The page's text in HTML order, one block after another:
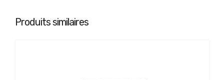
Produits similaires